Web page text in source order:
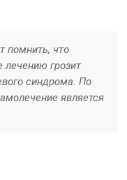
помнить, что
лечению грозит
синдрома. По
является